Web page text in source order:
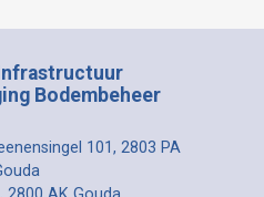
Bodembeheer
101, 2803 PA